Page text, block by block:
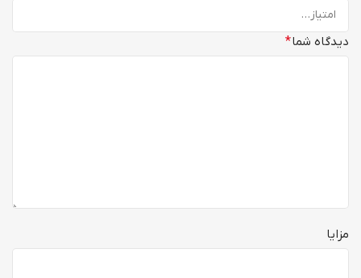
دیدگاه شما*
مزایا